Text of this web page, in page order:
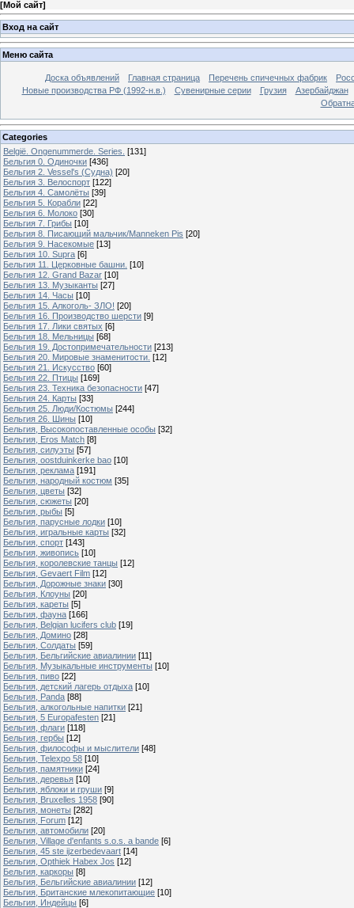
[Мой сайт]
Вход на сайт
Меню сайта
Доска объявлений Главная страница Перечень спичечных фабрик
Новые производства РФ (1992-н.в.)
Сувенирные серии Грузия
Азербайджан
Categories
België. Ongenummerde. Series. [131]
Бельгия 0. Одиночки [436]
Бельгия 2. Vessel's (Судна) [20]
Бельгия 3. Велоспорт [122]
Бельгия 4. Самолёты [39]
Бельгия 5. Корабли [22]
Бельгия 6. Молоко [30]
Бельгия 7. Грибы [10]
Бельгия 8. Писающий мальчик/Manneken Pis [20]
Бельгия 9. Насекомые [13]
Бельгия 10. Supra [6]
Бельгия 11. Церковные башни. [10]
Бельгия 12. Grand Bazar [10]
Бельгия 13. Музыканты [27]
Бельгия 14. Часы [10]
Бельгия 15. Алкоголь- ЗЛО! [20]
Бельгия 16. Производство шерсти [9]
Бельгия 17. Лики святых [6]
Бельгия 18. Мельницы [68]
Бельгия 19. Достопримечательности [213]
Бельгия 20. Мировые знаменитости. [12]
Бельгия 21. Искусство [60]
Бельгия 22. Птицы [169]
Бельгия 23. Техника безопасности [47]
Бельгия 24. Карты [33]
Бельгия 25. Люди/Костюмы [244]
Бельгия 26. Шины [10]
Бельгия, Высокопоставленные особы [32]
Бельгия, Eros Match [8]
Бельгия, силуэты [57]
Бельгия, oostduinkerke bao [10]
Бельгия, реклама [191]
Бельгия, народный костюм [35]
Бельгия, цветы [32]
Бельгия, сюжеты [20]
Бельгия, рыбы [5]
Бельгия, парусные лодки [10]
Бельгия, игральные карты [32]
Бельгия, спорт [143]
Бельгия, живопись [10]
Бельгия, королевские танцы [12]
Бельгия, Gevaert Film [12]
Бельгия, Дорожные знаки [30]
Бельгия, Клоуны [20]
Бельгия, кареты [5]
Бельгия, фауна [166]
Бельгия, Belgian lucifers club [19]
Бельгия, Домино [28]
Бельгия, Солдаты [59]
Бельгия, Бельгийские авиалинии [11]
Бельгия, Музыкальные инструменты [10]
Бельгия, пиво [22]
Бельгия, детский лагерь отдыха [10]
Бельгия, Panda [88]
Бельгия, алкогольные напитки [21]
Бельгия, 5 Europafesten [21]
Бельгия, флаги [118]
Бельгия, гербы [12]
Бельгия, философы и мыслители [48]
Бельгия, Telexpo 58 [10]
Бельгия, памятники [24]
Бельгия, деревья [10]
Бельгия, яблоки и груши [9]
Бельгия, Bruxelles 1958 [90]
Бельгия, монеты [282]
Бельгия, Forum [12]
Бельгия, автомобили [20]
Бельгия, Village d'enfants s.o.s. a bande [6]
Бельгия, 45 ste ijzerbedevaart [14]
Бельгия, Opthiek Habex Jos [12]
Бельгия, каркоры [8]
Бельгия, Бельгийские авиалинии [12]
Бельгия, Британские млекопитающие [10]
Бельгия, Индейцы [6]